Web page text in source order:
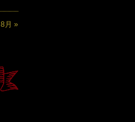
8月 »